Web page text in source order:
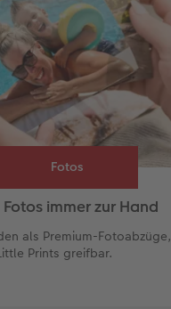
Fotos
immer zur Hand
als Premium-Fotoabzüge,
Prints greifbar.